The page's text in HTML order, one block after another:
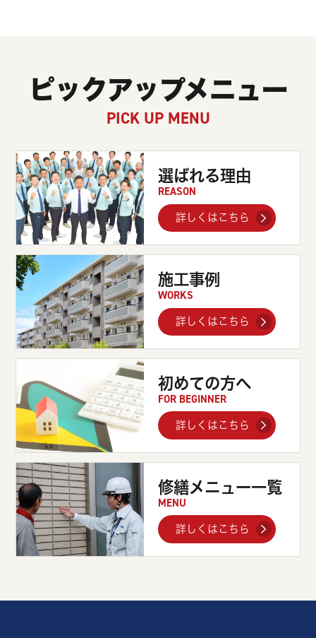
ピックアップメニュー
PICK UP MENU
選ばれる理由
REASON
詳しくはこちら
施工事例
WORKS
詳しくはこちら
初めての方へ
FOR BEGINNER
詳しくはこちら
修繕メニュー一覧
MENU
詳しくはこちら